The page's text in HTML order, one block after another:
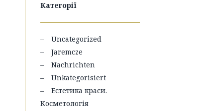
Категорії
Uncategorized
Jaremcze
Nachrichten
Unkategorisiert
Естетика краси.
Косметологія